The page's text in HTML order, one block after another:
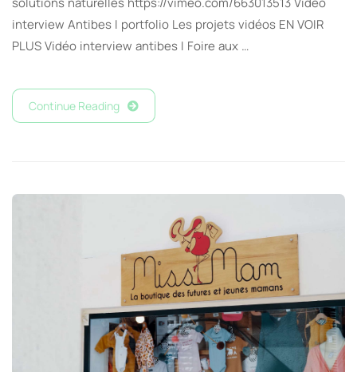
interview Antibes I portfolio Les projets vidéos EN VOIR
PLUS Vidéo interview antibes I Foire aux …
Continue Reading